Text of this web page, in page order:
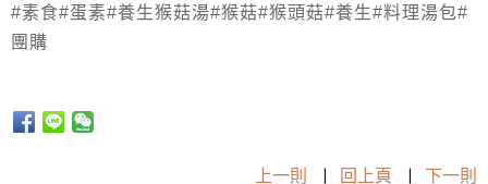
#素食#蛋素#養生猴菇湯#猴菇#猴頭菇#養生#料理湯包#
團購
上一則 | 回上頁 | 下一則